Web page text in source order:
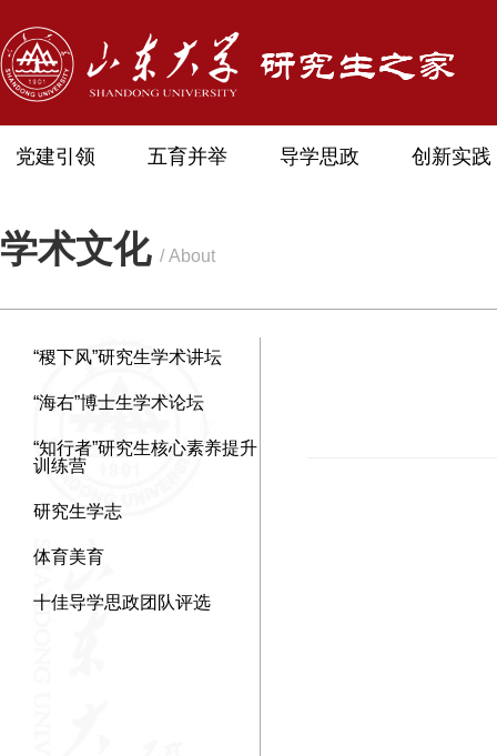
党建引领 五育并举 导学思政 创新实践
学术文化 / About
“稷下风”研究生学术讲坛
“海右”博士生学术论坛
“知行者”研究生核心素养提升
训练营
研究生学志
体育美育
十佳导学思政团队评选